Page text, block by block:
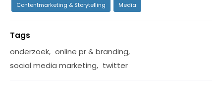
Contentmarketing & Storytelling Media
Tags
onderzoek, online pr & branding,
social media marketing, twitter